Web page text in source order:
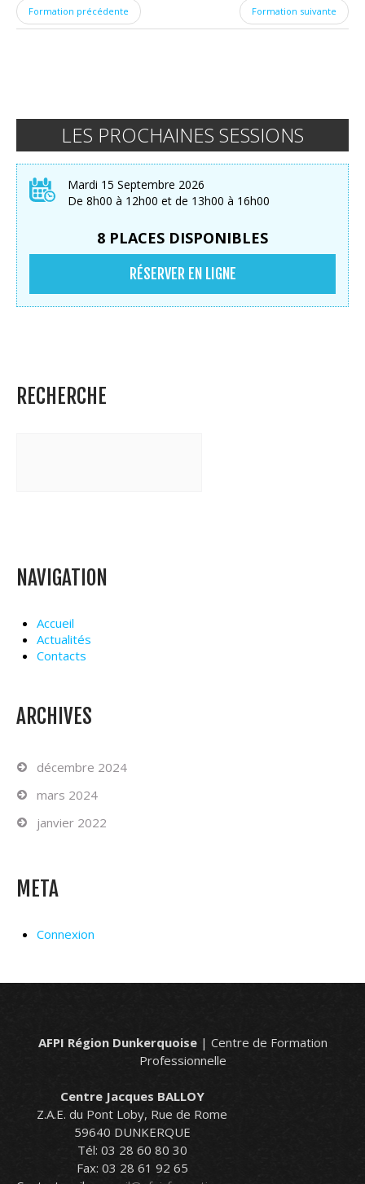
Formation précédente Formation suivante
LES PROCHAINES SESSIONS
Mardi 15 Septembre 2026
De 8h00 à 12h00 et de 13h00 à 16h00
8 PLACES DISPONIBLES
RÉSERVER EN LIGNE
RECHERCHE
NAVIGATION
Accueil
Actualités
Contacts
ARCHIVES
décembre 2024
mars 2024
janvier 2022
META
Connexion
AFPI Région Dunkerquoise| Centre de Formation
Professionnelle
Centre Jacques BALLOY
Z.A.E. du Pont Loby, Rue de Rome
59640 DUNKERQUE
Tél: 03 28 60 80 30
Fax: 03 28 61 92 65